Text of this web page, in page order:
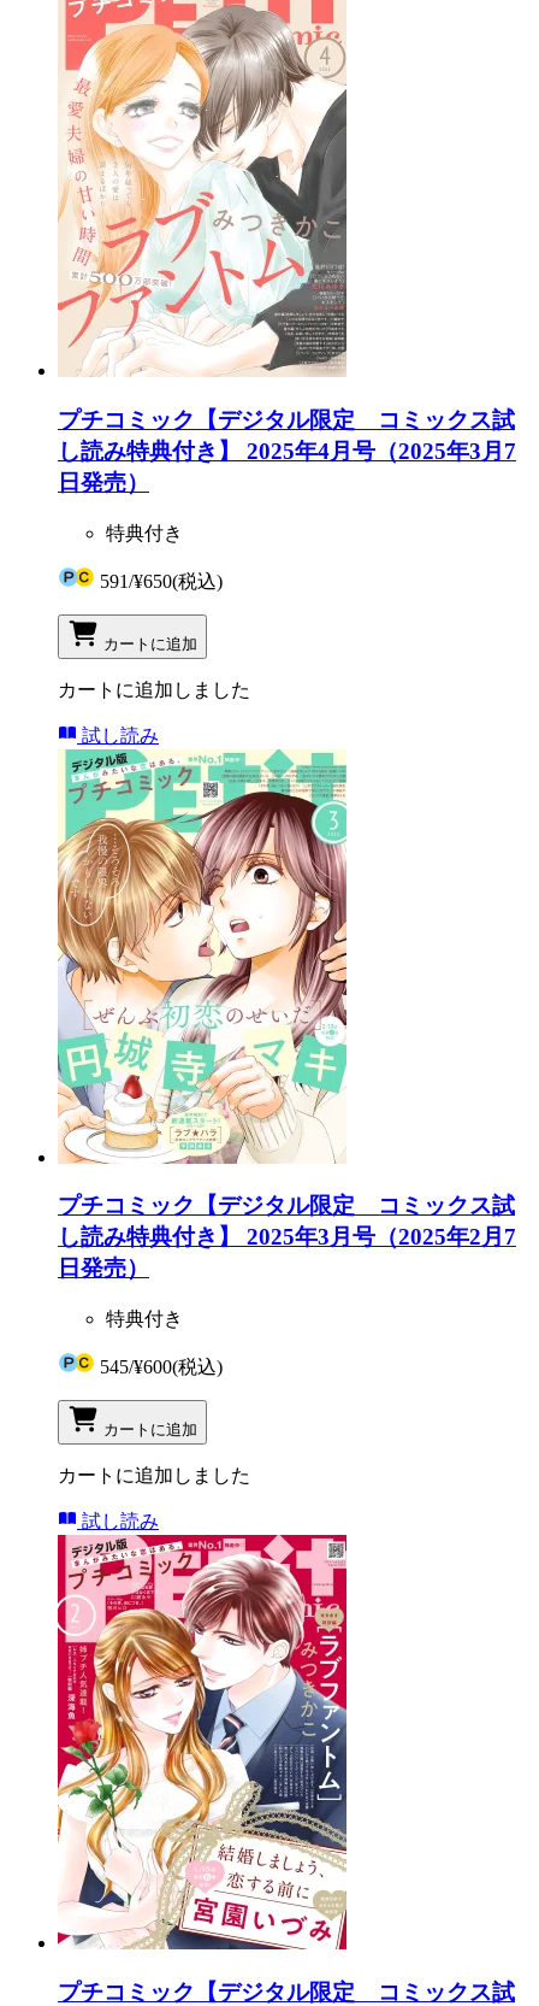
プチコミック【デジタル限定 コミックス試
し読み特典付き】 2025年4月号（2025年3月7
日発売）
特典付き
591/¥650(税込)
カートに追加
カートに追加しました
試し読み
プチコミック【デジタル限定 コミックス試
し読み特典付き】 2025年3月号（2025年2月7
日発売）
特典付き
545/¥600(税込)
カートに追加
カートに追加しました
試し読み
プチコミック【デジタル限定 コミックス試